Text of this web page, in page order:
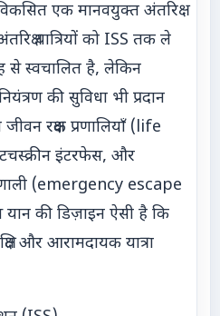
एक मानवयुक्त अंतरिक्ष
यात्रियों को ISS तक ले
से स्वचालित है, लेकिन
की सुविधा भी प्रदान
रक्षक प्रणालियाँ (life
इंटरफेस, और
(emergency escape
की डिज़ाइन ऐसी है कि
और आरामदायक यात्रा